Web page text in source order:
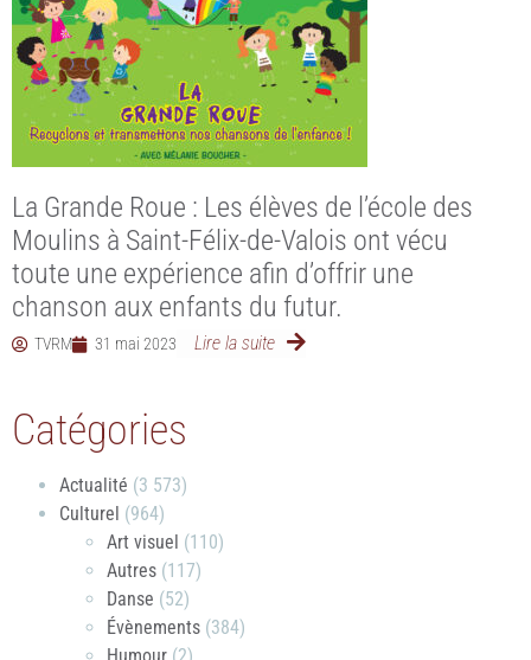
La Grande Roue : Les élèves de l’école des
Moulins à Saint-Félix-de-Valois ont vécu
toute une expérience afin d’offrir une
chanson aux enfants du futur.
TVRM 31 mai 2023 Lire la suite
Catégories
Actualité (3 573)
Culturel (964)
Art visuel (110)
Autres (117)
Danse (52)
Évènements (384)